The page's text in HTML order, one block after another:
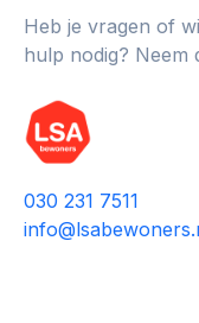
Heb je vragen of
hulp nodig? Neem
030 231 7511